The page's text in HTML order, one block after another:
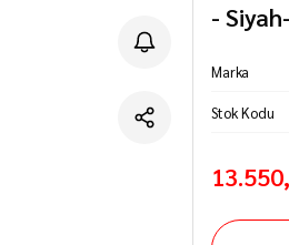
-
Marka
Stok Kodu